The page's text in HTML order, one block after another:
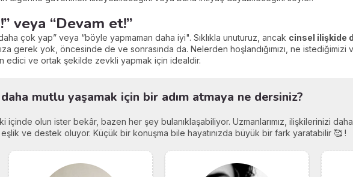
veya “Devam et!”
çok yap” veya “böyle yapmaman daha iyi". Sıklıkla unuturuz, ancak cinsel ilişkide
gerek yok, öncesinde de ve sonrasında da. Nelerden hoşlandığımızı, ne
edici ve ortak şekilde zevkli yapmak için idealdir.
daha mutlu yaşamak için bir adım atmaya ne dersiniz?
içinde olun ister bekâr, bazen her şey bulanıklaşabiliyor. Uzmanlarımız, ilişkilerinizi
ve destek oluyor. Küçük bir konuşma bile hayatınızda büyük bir fark yaratabilir 🥰 !